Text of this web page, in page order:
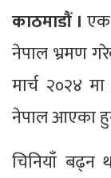
काठमाडौं । एक
नेपाल भ्रमण
मार्च २०२४
नेपाल आएका
चिनियाँ बढ्न